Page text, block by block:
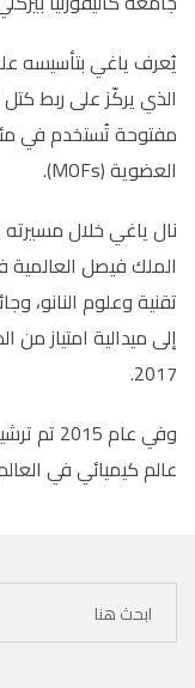
الذي يركّز على ربط كتل
مفتوحة تُستخدم في
العضوية (MOFs).
نال ياغي خلال مسيرته
تقنية وعلوم النانو،
إلى ميدالية امتياز من
2017.
وفي
عالم كيميائي في العالم عام 2011، لجائزة نوبل